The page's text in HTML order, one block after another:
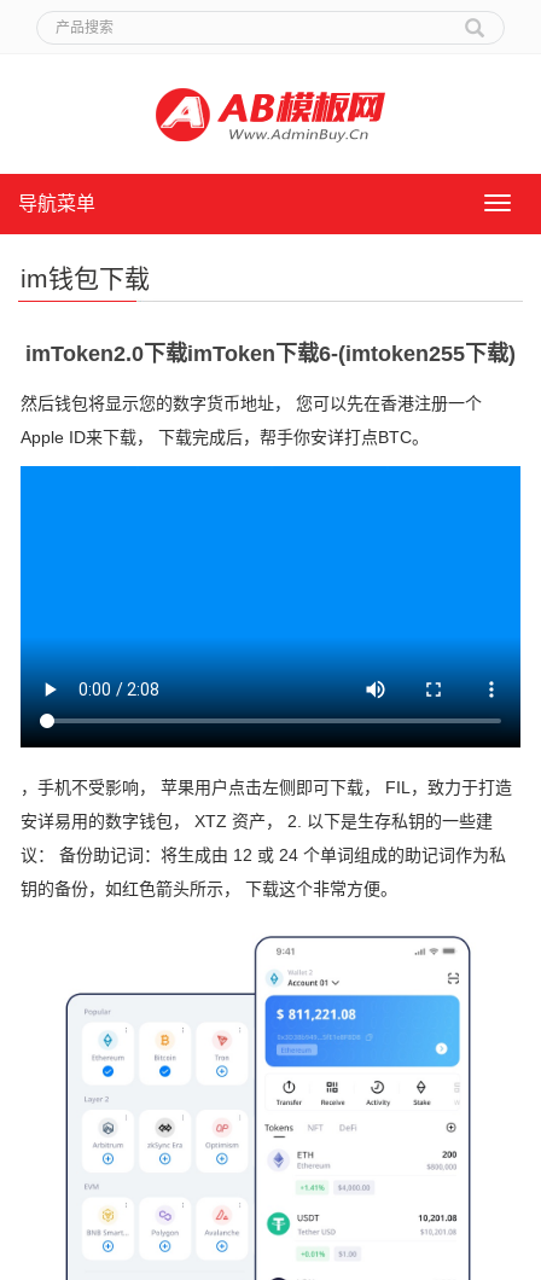
导
导航菜单
im钱包下载
imToken2.0下载imToken下载6-(imtoken255下载)
然后钱包将显示您的数字货币地址， 您可以先在香港注册一个
Apple ID来下载， 下载完成后，帮手你安详打点BTC。
，手机不受影响， 苹果用户点击左侧即可下载， FIL，致力于打造
安详易用的数字钱包， XTZ 资产， 2. 以下是生存私钥的一些建
议： 备份助记词：将生成由 12 或 24 个单词组成的助记词作为私
钥的备份，如红色箭头所示， 下载这个非常方便。